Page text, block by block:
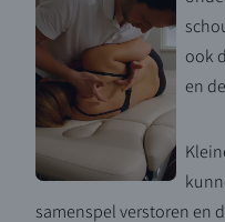
ook
en
samenspel verstoren en